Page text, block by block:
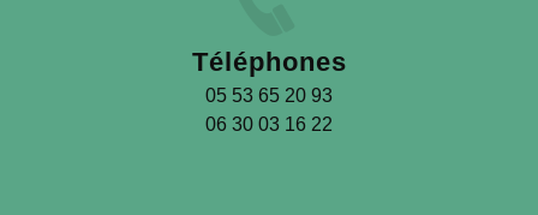
Téléphones
05 53 65 20 93
06 30 03 16 22